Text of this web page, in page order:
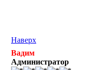
Наверх
Вадим
Администратор